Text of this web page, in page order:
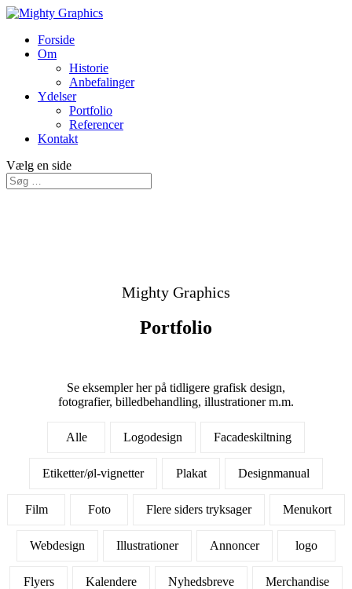
Forside
Om
Historie
Anbefalinger
Ydelser
Portfolio
Referencer
Kontakt
Vælg en side
Mighty Graphics
Portfolio
Se eksempler her på tidligere grafisk design,
fotografier, billedbehandling, illustrationer m.m.
Alle Logodesign Facadeskiltning
Etiketter/øl-vignetter Plakat Designmanual
Film Foto Flere siders tryksager Menukort
Webdesign Illustrationer Annoncer logo
Flyers Kalendere Nyhedsbreve Merchandise